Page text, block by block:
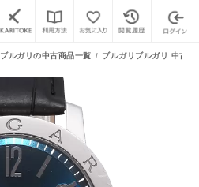
ブルガリの中古商品一覧 ブルガリブルガリ 中古商